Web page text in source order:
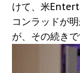
けて、米
コンラッドが
が、その続きで